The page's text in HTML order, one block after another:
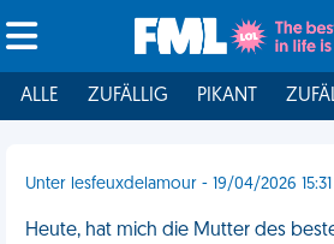
ALLE ZUFÄLLIG PIKANT
Unter lesfeuxdelamour - 19/04/2026 15:31
Heute, hat mich die Mutter des